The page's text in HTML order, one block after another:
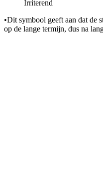
Irriterend
•Dit symbool geeft aan dat de
op de lange termijn, dus na